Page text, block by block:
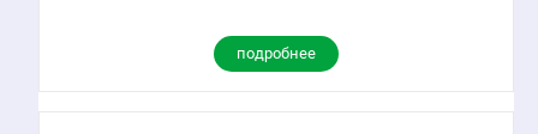
подробнее